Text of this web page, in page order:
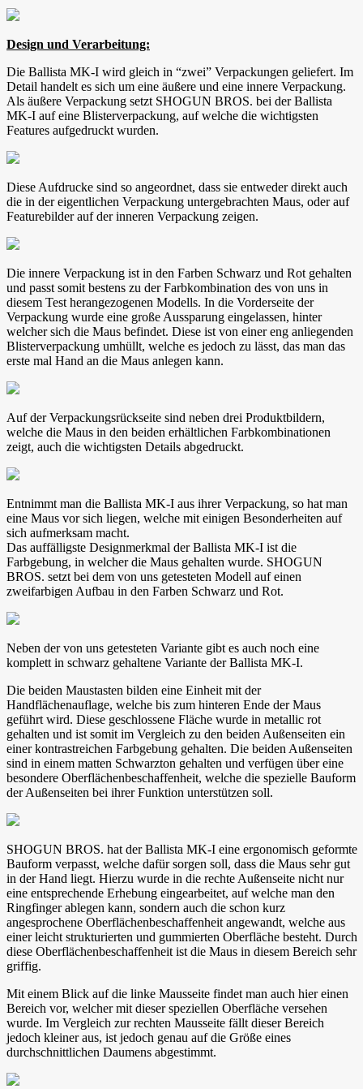
Design und Verarbeitung:
Die Ballista MK-I wird gleich in “zwei” Verpackungen geliefert. Im
Detail handelt es sich um eine äußere und eine innere Verpackung.
Als äußere Verpackung setzt SHOGUN BROS. bei der Ballista
MK-I auf eine Blisterverpackung, auf welche die wichtigsten
Features aufgedruckt wurden.
Diese Aufdrucke sind so angeordnet, dass sie entweder direkt auch
die in der eigentlichen Verpackung untergebrachten Maus, oder auf
Featurebilder auf der inneren Verpackung zeigen.
Die innere Verpackung ist in den Farben Schwarz und Rot gehalten
und passt somit bestens zu der Farbkombination des von uns in
diesem Test herangezogenen Modells. In die Vorderseite der
Verpackung wurde eine große Aussparung eingelassen, hinter
welcher sich die Maus befindet. Diese ist von einer eng anliegenden
Blisterverpackung umhüllt, welche es jedoch zu lässt, das man das
erste mal Hand an die Maus anlegen kann.
Auf der Verpackungsrückseite sind neben drei Produktbildern,
welche die Maus in den beiden erhältlichen Farbkombinationen
zeigt, auch die wichtigsten Details abgedruckt.
Entnimmt man die Ballista MK-I aus ihrer Verpackung, so hat man
eine Maus vor sich liegen, welche mit einigen Besonderheiten auf
sich aufmerksam macht.
Das auffälligste Designmerkmal der Ballista MK-I ist die
Farbgebung, in welcher die Maus gehalten wurde. SHOGUN
BROS. setzt bei dem von uns getesteten Modell auf einen
zweifarbigen Aufbau in den Farben Schwarz und Rot.
Neben der von uns getesteten Variante gibt es auch noch eine
komplett in schwarz gehaltene Variante der Ballista MK-I.
Die beiden Maustasten bilden eine Einheit mit der
Handflächenauflage, welche bis zum hinteren Ende der Maus
geführt wird. Diese geschlossene Fläche wurde in metallic rot
gehalten und ist somit im Vergleich zu den beiden Außenseiten ein
einer kontrastreichen Farbgebung gehalten. Die beiden Außenseiten
sind in einem matten Schwarzton gehalten und verfügen über eine
besondere Oberflächenbeschaffenheit, welche die spezielle Bauform
der Außenseiten bei ihrer Funktion unterstützen soll.
SHOGUN BROS. hat der Ballista MK-I eine ergonomisch geformte
Bauform verpasst, welche dafür sorgen soll, dass die Maus sehr gut
in der Hand liegt. Hierzu wurde in die rechte Außenseite nicht nur
eine entsprechende Erhebung eingearbeitet, auf welche man den
Ringfinger ablegen kann, sondern auch die schon kurz
angesprochene Oberflächenbeschaffenheit angewandt, welche aus
einer leicht strukturierten und gummierten Oberfläche besteht. Durch
diese Oberflächenbeschaffenheit ist die Maus in diesem Bereich sehr
griffig.
Mit einem Blick auf die linke Mausseite findet man auch hier einen
Bereich vor, welcher mit dieser speziellen Oberfläche versehen
wurde. Im Vergleich zur rechten Mausseite fällt dieser Bereich
jedoch kleiner aus, ist jedoch genau auf die Größe eines
durchschnittlichen Daumens abgestimmt.